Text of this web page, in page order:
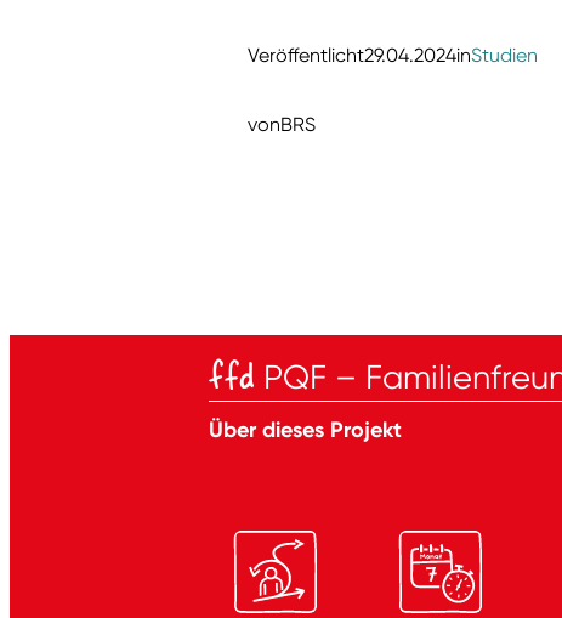
Veröffentlicht29.04.2024inStudien
vonBRS
ffd PQF –
Über dieses Projekt